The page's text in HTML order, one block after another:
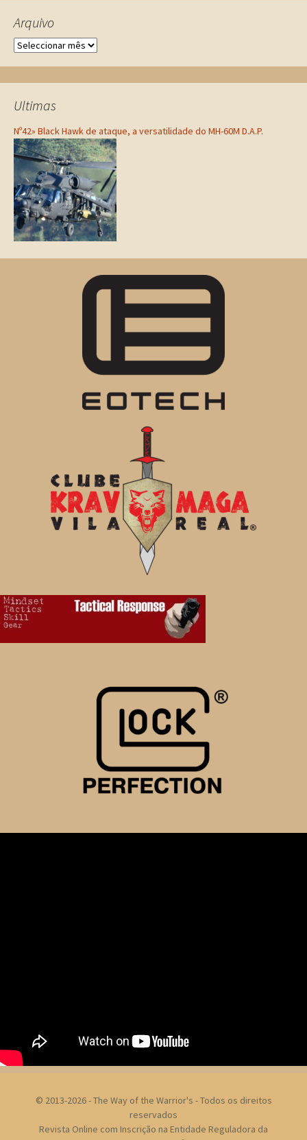
Arquivo
Ultimas
Nº42» Black Hawk de ataque, a versatilidade do MH-60M D.A.P.
© 2013-2026 - The Way of the Warrior's - Todos os direitos
reservados
Revista Online com Inscrição na Entidade Reguladora da